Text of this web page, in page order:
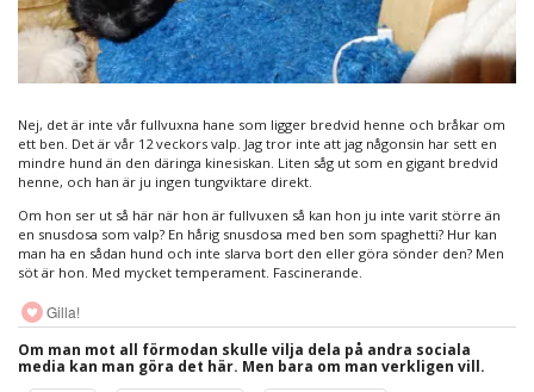
Nej, det är inte vår fullvuxna hane som ligger bredvid henne och bråkar om
ett ben. Det är vår 12 veckors valp. Jag tror inte att jag någonsin har sett en
mindre hund än den däringa kinesiskan. Liten såg ut som en gigant bredvid
henne, och han är ju ingen tungviktare direkt.
Om hon ser ut så här när hon är fullvuxen så kan hon ju inte varit större än
en snusdosa som valp? En hårig snusdosa med ben som spaghetti? Hur kan
man ha en sådan hund och inte slarva bort den eller göra sönder den? Men
söt är hon. Med mycket temperament. Fascinerande.
Gilla!
Om man mot all förmodan skulle vilja dela på andra sociala
media kan man göra det här. Men bara om man verkligen vill.